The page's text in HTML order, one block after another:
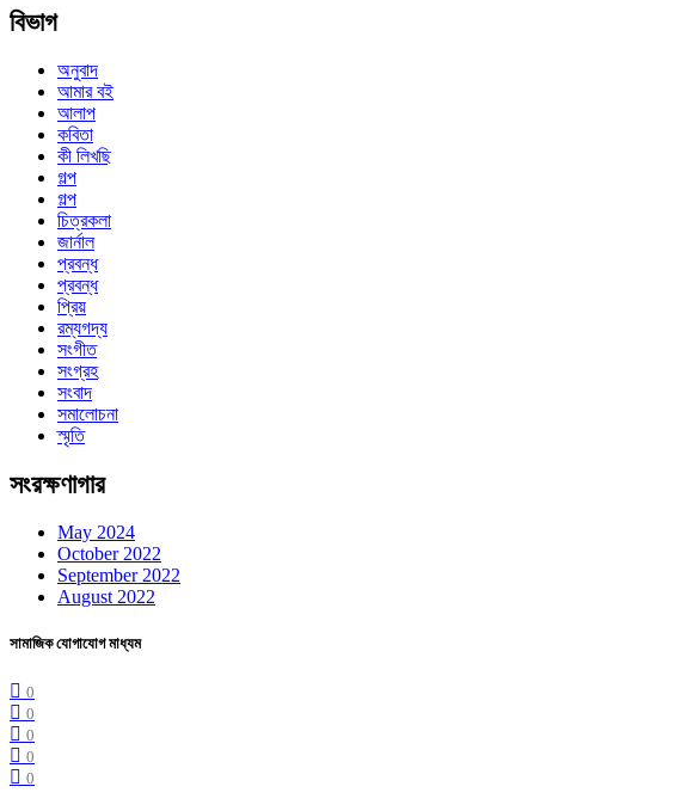
বিভাগ
অনুবাদ
আমার বই
আলাপ
কবিতা
কী লিখছি
গল্প
গল্প
চিত্রকলা
জার্নাল
প্রবন্ধ
প্রবন্ধ
প্রিয়
রম্যগদ্য
সংগীত
সংগ্রহ
সংবাদ
সমালোচনা
স্মৃতি
সংরক্ষণাগার
May 2024
October 2022
September 2022
August 2022
সামাজিক যোগাযোগ মাধ্যম
0
0
0
0
0